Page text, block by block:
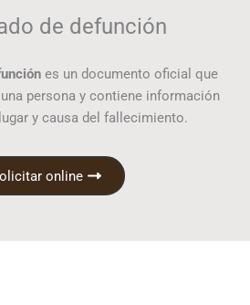
de defunción
es un documento oficial que
persona y contiene información
y causa del fallecimiento.
online